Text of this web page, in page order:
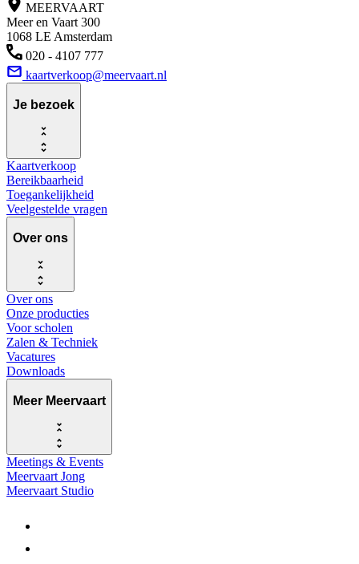
MEERVAART
Meer en Vaart 300
1068 LE Amsterdam
020 - 4107 777
kaartverkoop@meervaart.nl
Je bezoek
Kaartverkoop
Bereikbaarheid
Toegankelijkheid
Veelgestelde vragen
Over ons
Over ons
Onze producties
Voor scholen
Zalen & Techniek
Vacatures
Downloads
Meer Meervaart
Meetings & Events
Meervaart Jong
Meervaart Studio